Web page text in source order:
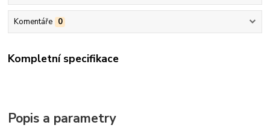
Komentáře 0
Kompletní specifikace
Popis a parametry